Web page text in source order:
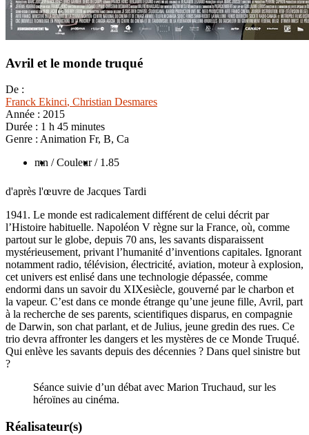
Avril et le monde truqué
De :
Franck Ekinci, Christian Desmares
Année : 2015
Durée : 1 h 45 minutes
Genre : Animation Fr, B, Ca
mn / Couleur / 1.85
d'après l'œuvre de Jacques Tardi
1941. Le monde est radicalement différent de celui décrit par
l’Histoire habituelle. Napoléon V règne sur la France, où, comme
partout sur le globe, depuis 70 ans, les savants disparaissent
mystérieusement, privant l’humanité d’inventions capitales. Ignorant
notamment radio, télévision, électricité, aviation, moteur à explosion,
cet univers est enlisé dans une technologie dépassée, comme
endormi dans un savoir du XIXesiècle, gouverné par le charbon et
la vapeur. C’est dans ce monde étrange qu’une jeune fille, Avril, part
à la recherche de ses parents, scientifiques disparus, en compagnie
de Darwin, son chat parlant, et de Julius, jeune gredin des rues. Ce
trio devra affronter les dangers et les mystères de ce Monde Truqué.
Qui enlève les savants depuis des décennies ? Dans quel sinistre but
?
Séance suivie d’un débat avec Marion Truchaud, sur les
héroïnes au cinéma.
Réalisateur(s)